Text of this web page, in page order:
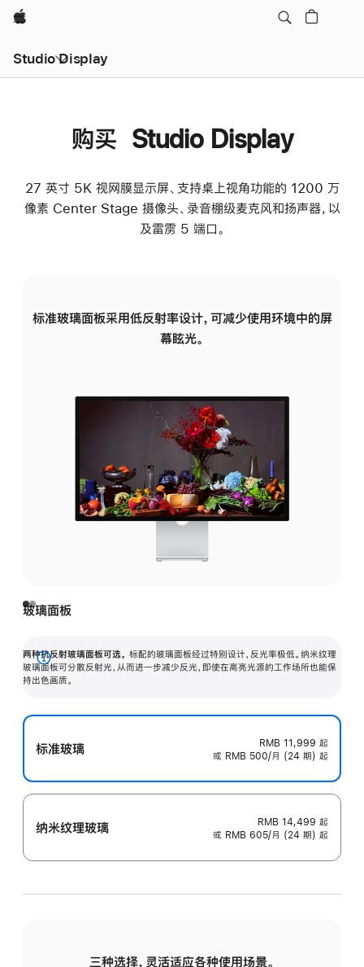
Apple
Studio Display
购买 Studio Display
27 英寸 5K 视网膜显示屏、支持桌上视角功能的 1200 万
像素 Center Stage 摄像头、录音棚级麦克风和扬声器，以
及雷雳 5 端口。
标准玻璃面板采用低反射率设计，可减少使用环境中的屏
幕眩光。
玻璃面板
两种抗反射玻璃面板可选。 标配的玻璃面板经过特别设计，反光率极低。纳米纹理
玻璃面板可分散反射光，从而进一步减少反光，即使在高亮光源的工作场所也能保
持出色画质。
展
开
标准玻璃 RMB 11,999 起
或 RMB 500/月 (24 期) 起
纳米纹理玻璃 RMB 14,499 起
或 RMB 605/月 (24 期) 起
三种选择，灵活适应各种使用场景。